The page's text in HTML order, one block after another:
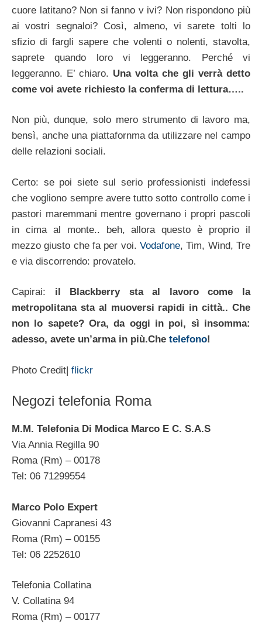
cuore latitano? Non si fanno v ivi? Non rispondono più
ai vostri segnaloi? Così, almeno, vi sarete tolti lo
sfizio di fargli sapere che volenti o nolenti, stavolta,
saprete quando loro vi leggeranno. Perché vi
leggeranno. E’ chiaro. Una volta che gli verrà detto
come voi avete richiesto la conferma di lettura…..
Non più, dunque, solo mero strumento di lavoro ma,
bensì, anche una piattafornma da utilizzare nel campo
delle relazioni sociali.
Certo: se poi siete sul serio professionisti indefessi
che vogliono sempre avere tutto sotto controllo come i
pastori maremmani mentre governano i propri pascoli
in cima al monte.. beh, allora questo è proprio il
mezzo giusto che fa per voi. Vodafone, Tim, Wind, Tre
e via discorrendo: provatelo.
Capirai: il Blackberry sta al lavoro come la
metropolitana sta al muoversi rapidi in città.. Che
non lo sapete? Ora, da oggi in poi, sì insomma:
adesso, avete un’arma in più.Che telefono!
Photo Credit| flickr
Negozi telefonia Roma
M.M. Telefonia Di Modica Marco E C. S.A.S
Via Annia Regilla 90
Roma (Rm) – 00178
Tel: 06 71299554
Marco Polo Expert
Giovanni Capranesi 43
Roma (Rm) – 00155
Tel: 06 2252610
Telefonia Collatina
V. Collatina 94
Roma (Rm) – 00177